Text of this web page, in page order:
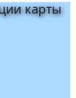
карты